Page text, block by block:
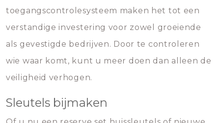
toegangscontrolesysteem maken het tot een
verstandige investering voor zowel groeiende
als gevestigde bedrijven. Door te controleren
wie waar komt, kunt u meer doen dan alleen de
veiligheid verhogen.
Sleutels bijmaken